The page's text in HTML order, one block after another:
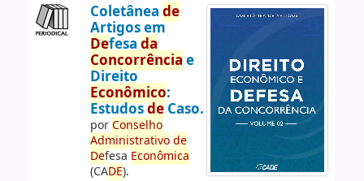
Coletânea de
Artigos em
Defesa da
Concorrência e
Direito
Econômico:
EstudosdeCaso.
porConselho
Administrativo de
Defesa Econômica
(CADE).